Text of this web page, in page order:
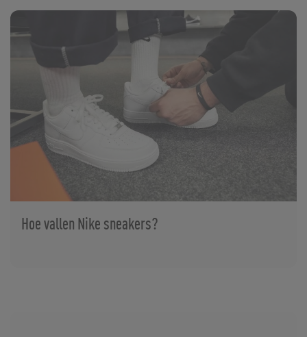
Hoe vallen Nike sneakers?